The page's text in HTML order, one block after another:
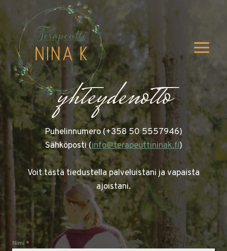
sisältöön
yhteydenotto
Puhelinnumero (+358 50 5557946)
Sähköposti (info@terapeuttininak.fi)
Voit tästä tiedustella palveluistani ja vapaista
ajoistani.
Nimi *